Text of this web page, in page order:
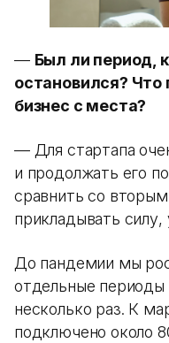
— Был ли период,
остановился? Что
бизнес с места?
— Для стартапа
и продолжать его
сравнить со
прикладывать силу,
До пандемии мы
отдельные периоды
несколько раз. К
подключено около